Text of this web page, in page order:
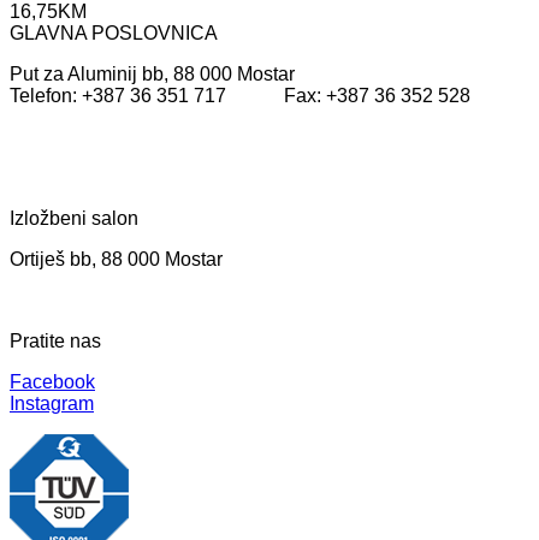
16,75KM
GLAVNA POSLOVNICA
Put za Aluminij bb, 88 000 Mostar
Telefon: +387 36 351 717 Fax: +387 36 352 528
Izložbeni salon
Ortiješ bb, 88 000 Mostar
Pratite nas
Facebook
Instagram